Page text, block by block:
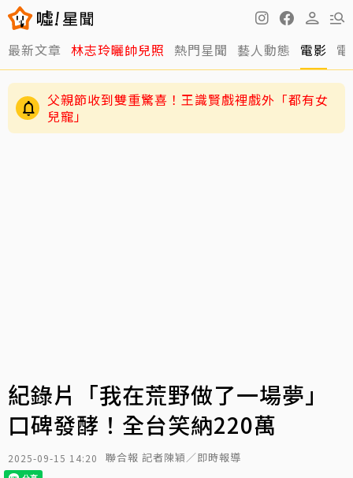
最新文章 林志玲曬帥兒照 熱門星聞 藝人動態 電影
父親節收到雙重驚喜！王識賢戲裡戲外「都有女
兒寵」
紀錄片「我在荒野做了一場夢」
口碑發酵！全台笑納220萬
2025-09-15 14:20 聯合報 記者陳穎／即時報導